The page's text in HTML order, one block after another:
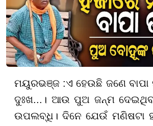
ମୟୁରଭଞ୍ଜ :ଏ ହେଉଛି ଜଣେ ବାପା
ଦୁଃଖ...। ଆଉ ପୁଅ ଜନ୍ମ
ଉପଲବ୍ଧି। ଦିନେ ଯେଉଁ ମଣିଷଟା